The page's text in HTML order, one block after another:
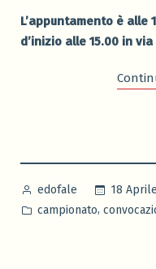
L’appuntamento è alle
d’inizio alle 15.00 in
Pubblicato
da
edofale
18
Pubblicato
campionato,